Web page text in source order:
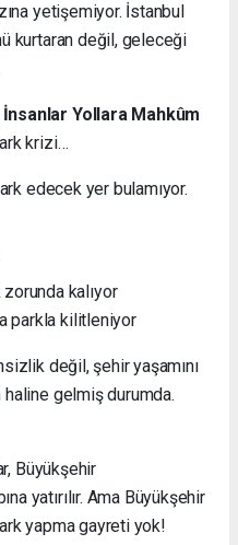
yetişemiyor. İstanbul
kurtaran değil, geleceği
Yollara Mahkûm
krizi…
edecek yer bulamıyor.
kalıyor
parkla kilitleniyor
değil, şehir yaşamını
gelmiş durumda.
Büyükşehir
yatırılır. Ama Büyükşehir
yapma gayreti yok!